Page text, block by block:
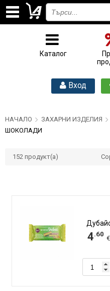
Каталог
Вход
НАЧАЛО ЗАХАРНИ ИЗДЕЛИЯ
ШОКОЛАДИ
152 продукт(а)
4.60